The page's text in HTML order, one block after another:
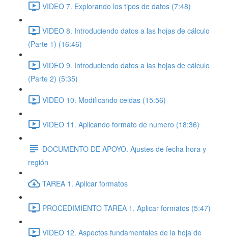
VIDEO 7. Explorando los tipos de datos (7:48)
VIDEO 8. Introduciendo datos a las hojas de cálculo
(Parte 1) (16:46)
VIDEO 9. Introduciendo datos a las hojas de cálculo
(Parte 2) (5:35)
VIDEO 10. Modificando celdas (15:56)
VIDEO 11. Aplicando formato de numero (18:36)
DOCUMENTO DE APOYO. Ajustes de fecha hora y
región
TAREA 1. Aplicar formatos
PROCEDIMIENTO TAREA 1. Aplicar formatos (5:47)
VIDEO 12. Aspectos fundamentales de la hoja de